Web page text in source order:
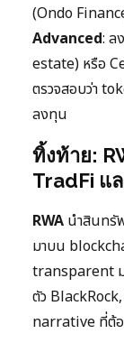
(Ondo
Advanced: ล
estate) หรือ
ตรวจสอบว่า
ลงทุน
ทิ้งท้าย:
TradFi แ
RWA นำสินทรั
มาบน
transparent
ตัว
narrative ที่ต้